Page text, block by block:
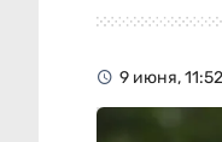
9 июня, 11:52